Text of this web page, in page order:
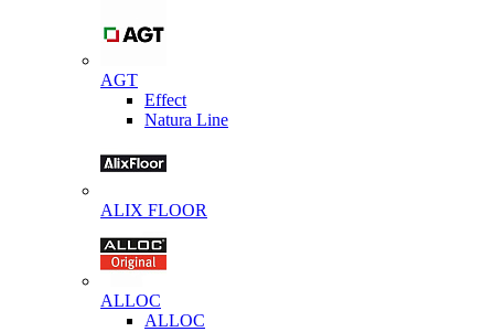
AGT
Effect
Natura Line
ALIX FLOOR
ALLOC
ALLOC